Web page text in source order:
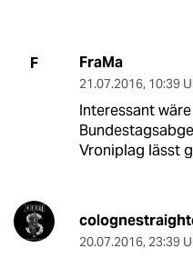
F FraMa
21.07.2016, 10:39
Interessant
Vroniplag lässt
20.07.2016, 23:39